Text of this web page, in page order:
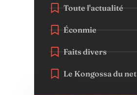
Toute l'actualité
Éconmie
Faits divers
Le Kongossa du net